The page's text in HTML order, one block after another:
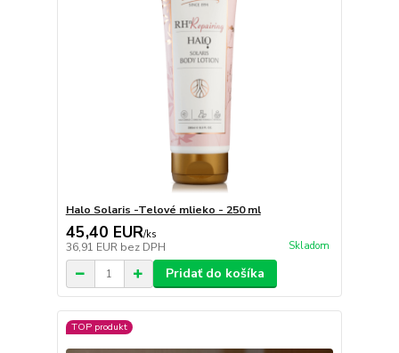
Halo Solaris -Telové mlieko - 250 ml
45,40 EUR/ks
36,91 EUR bez DPH Skladom
Pridať do košíka
TOP produkt